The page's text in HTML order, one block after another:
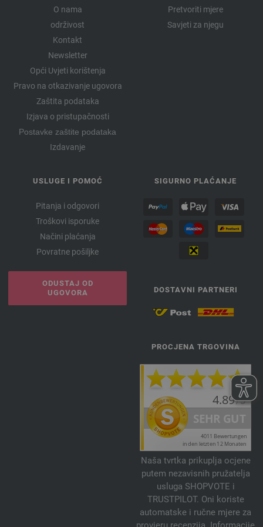
O nama
održivost
Kontakt
Newsletter
Opći Uvjeti korištenja
Pravo na otkazivanje ugovora
Zaštita podataka
Izjava o pristupačnosti
Postavke zaštite podataka
Izdavanje
Pretvoriti mjere
Savjeti za njegu
USLUGE I POMOĆ
Pitanja i odgovori
Troškovi isporuke
Načini plaćanja
Povratne pošiljke
ODUSTAJ OD
UGOVORA
SIGURNO PLAĆANJE
DOSTAVNI PARTNERI
PROCJENA TRGOVINA
Naša tvrtka prikuplja ocjene
putem nezavisnih pružatelja
usluga SHOPVOTE i
TRUSTPILOT. Oni koriste
automatske i ručne mjere za